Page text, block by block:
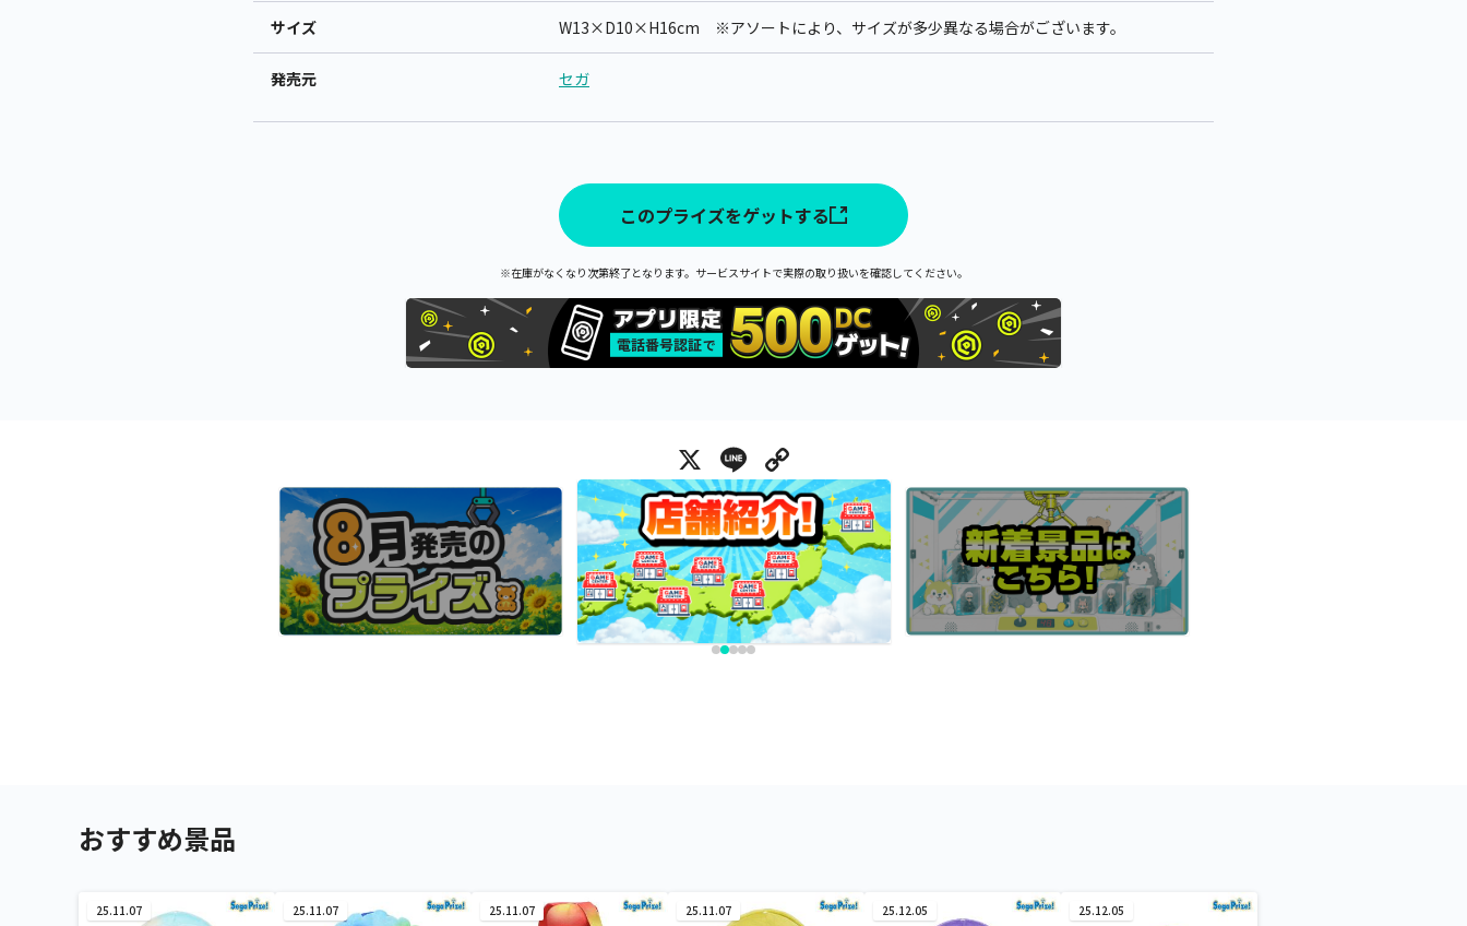
サイズ W13×D10×H16cm ※アソートにより、サイズが多少異なる場合がございます。
発売元 セガ
このプライズをゲットする
※在庫がなくなり次第終了となります。サービスサイトで実際の取り扱いを確認してください。
X Line
おすすめ景品
25.11.07 25.11.07 25.11.07 25.11.07 25.12.05 25.12.05